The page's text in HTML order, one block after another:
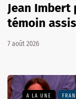
Jean
témoin
7 août 2026
A LA UNE